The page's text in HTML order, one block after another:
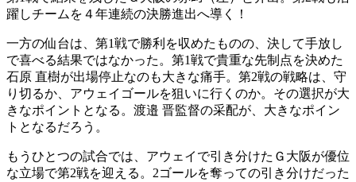
躍しチームを４年連続の決勝進出へ導く！
一方の仙台は、第1戦で勝利を収めたものの、決して手放し
で喜べる結果ではなかった。第1戦で貴重な先制点を決めた
石原 直樹が出場停止なのも大きな痛手。第2戦の戦略は、守
り切るか、アウェイゴールを狙いに行くのか。その選択が大
きなポイントとなる。渡邉 晋監督の采配が、大きなポイン
トとなるだろう。
もうひとつの試合では、アウェイで引き分けたＧ大阪が優位
な立場で第2戦を迎える。2ゴールを奪っての引き分けだった